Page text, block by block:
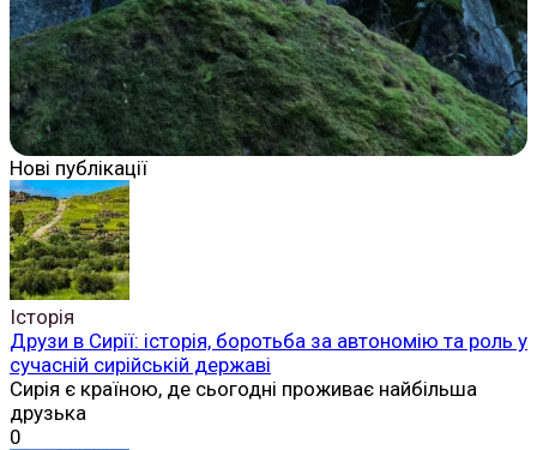
Нові публікації
Історія
Друзи в Сирії: історія, боротьба за автономію та роль у
сучасній сирійській державі
Сирія є країною, де сьогодні проживає найбільша
друзька
0